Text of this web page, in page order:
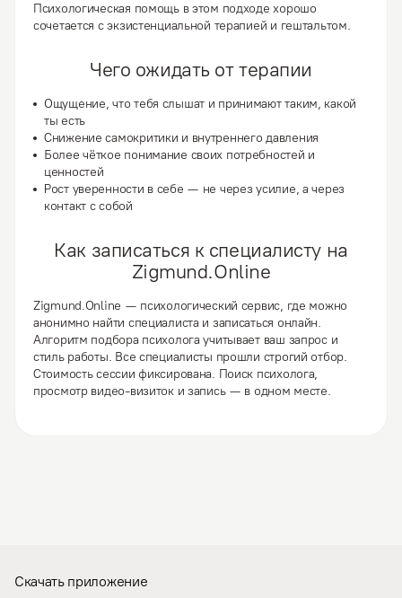
Психологическая помощь в этом подходе хорошо
сочетается с экзистенциальной терапией и гештальтом.
Чего ожидать от терапии
Ощущение, что тебя слышат и принимают таким, какой
ты есть
Снижение самокритики и внутреннего давления
Более чёткое понимание своих потребностей и
ценностей
Рост уверенности в себе — не через усилие, а через
контакт с собой
Как записаться к специалисту на
Zigmund.Online
Zigmund.Online — психологический сервис, где можно
анонимно найти специалиста и записаться онлайн.
Алгоритм подбора психолога учитывает ваш запрос и
стиль работы. Все специалисты прошли строгий отбор.
Стоимость сессии фиксирована. Поиск психолога,
просмотр видео-визиток и запись — в одном месте.
Скачать приложение